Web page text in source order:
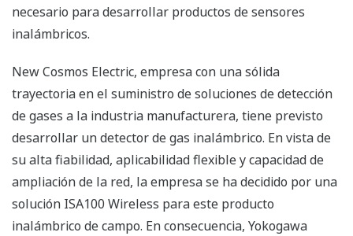
necesario para desarrollar productos de sensores
inalámbricos.
New Cosmos Electric, empresa con una sólida
trayectoria en el suministro de soluciones de detección
de gases a la industria manufacturera, tiene previsto
desarrollar un detector de gas inalámbrico. En vista de
su alta fiabilidad, aplicabilidad flexible y capacidad de
ampliación de la red, la empresa se ha decidido por una
solución ISA100 Wireless para este producto
inalámbrico de campo. En consecuencia, Yokogawa